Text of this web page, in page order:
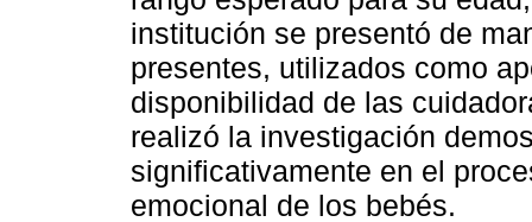
institución se presentó de
presentes, utilizados como
disponibilidad de las
realizó la investigación
significativamente en el
emocional de los bebés.